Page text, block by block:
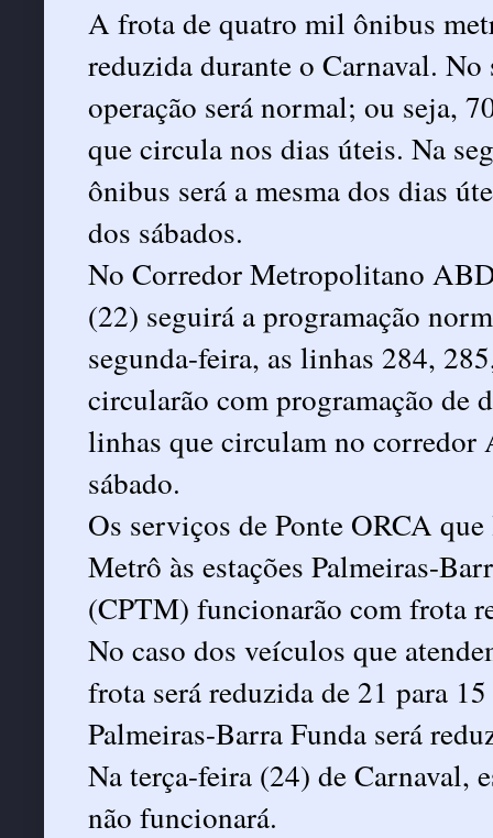
A frota de quatro mil ônibus
reduzida durante o Carnaval.
operação será normal; ou seja,
que circula nos dias úteis. Na
ônibus será a mesma dos dias
dos sábados.
No Corredor Metropolitano
(22) seguirá a programação
segunda-feira, as linhas 284,
circularão com programação de
linhas que circulam no corredor
sábado.
Os serviços de Ponte ORCA
Metrô às estações Palmeiras-
(CPTM) funcionarão com frota
No caso dos veículos que
frota será reduzida de 21 para
Palmeiras-Barra Funda será
Na terça-feira (24) de Carnaval,
não funcionará.